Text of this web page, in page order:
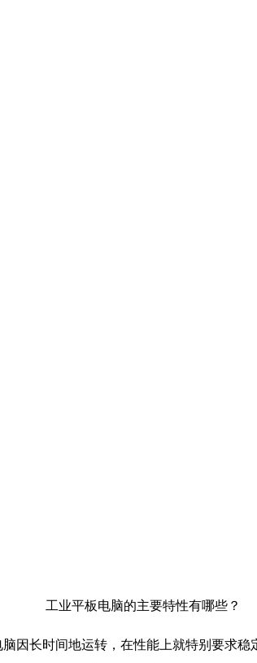
工业平板电脑的主要特性有哪些？
因长时间地运转，在性能上就特别要求